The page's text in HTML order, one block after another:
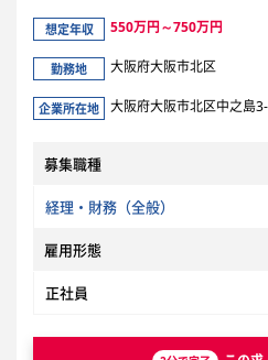
想定年収 550万円～750万円
勤務地 大阪府大阪市北区
企業所在地 大阪府大阪市北区中之島
募集職種
経理・財務（全般）
雇用形態
正社員